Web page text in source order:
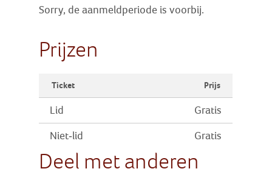
Sorry, de aanmeldperiode is voorbij.
Prijzen
Ticket Prijs
Lid Gratis
Niet-lid Gratis
Deel met anderen